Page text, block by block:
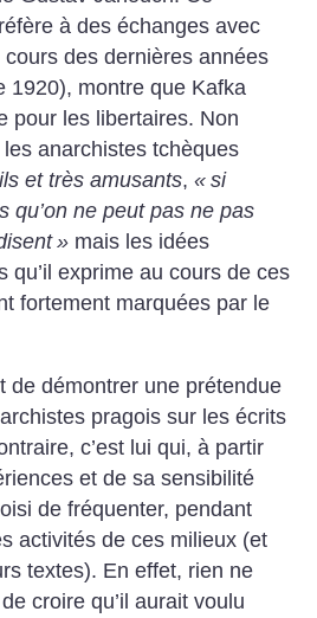
à des échanges avec
cours des dernières années
1920), montre que Kafka
pour les libertaires. Non
anarchistes tchèques
et très amusants,« si
qu’on ne peut pas ne pas
» mais les idées
qu’il exprime au cours de ces
fortement marquées par le
de démontrer une prétendue
pragois sur les écrits
c’est lui qui, à partir
et de sa sensibilité
de fréquenter, pendant
activités de ces milieux (et
textes). En effet, rien ne
croire qu’il aurait voulu